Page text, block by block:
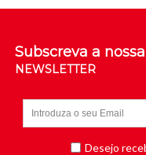
Subscreva a nossa
NEWSLETTER